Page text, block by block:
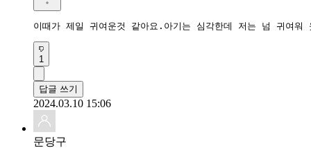
이때가 제일 귀여운것 같아요.아기는 심각한데 저는 넘 귀여워
1
답글 쓰기
2024.03.10 15:06
문당구